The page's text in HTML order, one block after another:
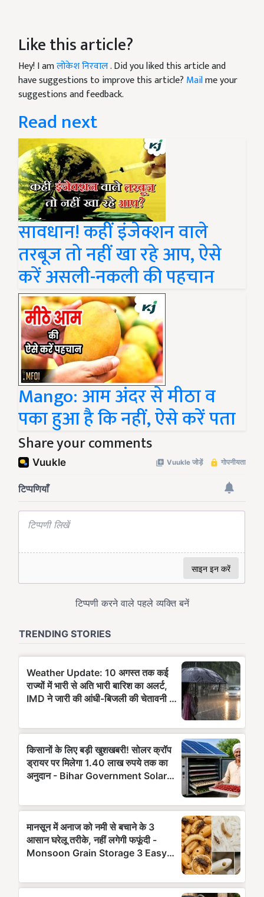
Like this article?
Hey! I amलोकेश निरवाल. Did you liked this article and
have suggestions to improve this article? Mailme your
suggestions and feedback.
Read next
सावधान! कहीं इंजेक्शन वाले
तरबूज तो नहीं खा रहे आप, ऐसे
करें असली-नकली की पहचान
Mango: आम अंदर से मीठा व
पका हुआ है कि नहीं, ऐसे करें पता
Share your comments